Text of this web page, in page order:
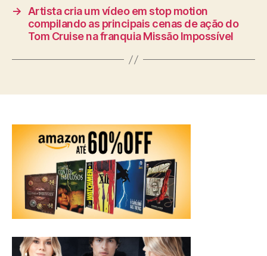
→
Artista cria um vídeo em stop motion
compilando as principais cenas de ação do
Tom Cruise na franquia Missão Impossível